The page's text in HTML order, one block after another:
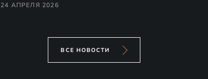
24 АПРЕЛЯ 2026
ВСЕ НОВОСТИ